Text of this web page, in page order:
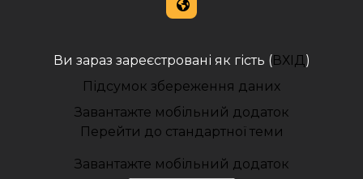
Ви зараз зареєстровані як гість (ВХІД )
Підсумок збереження даних
Завантажте мобільний додаток
Перейти до стандартної теми
Завантажте мобільний додаток